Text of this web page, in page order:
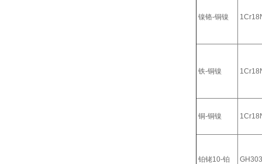
镍铬-铜镍
铁-铜镍
铜-铜镍
铂铑10-铂